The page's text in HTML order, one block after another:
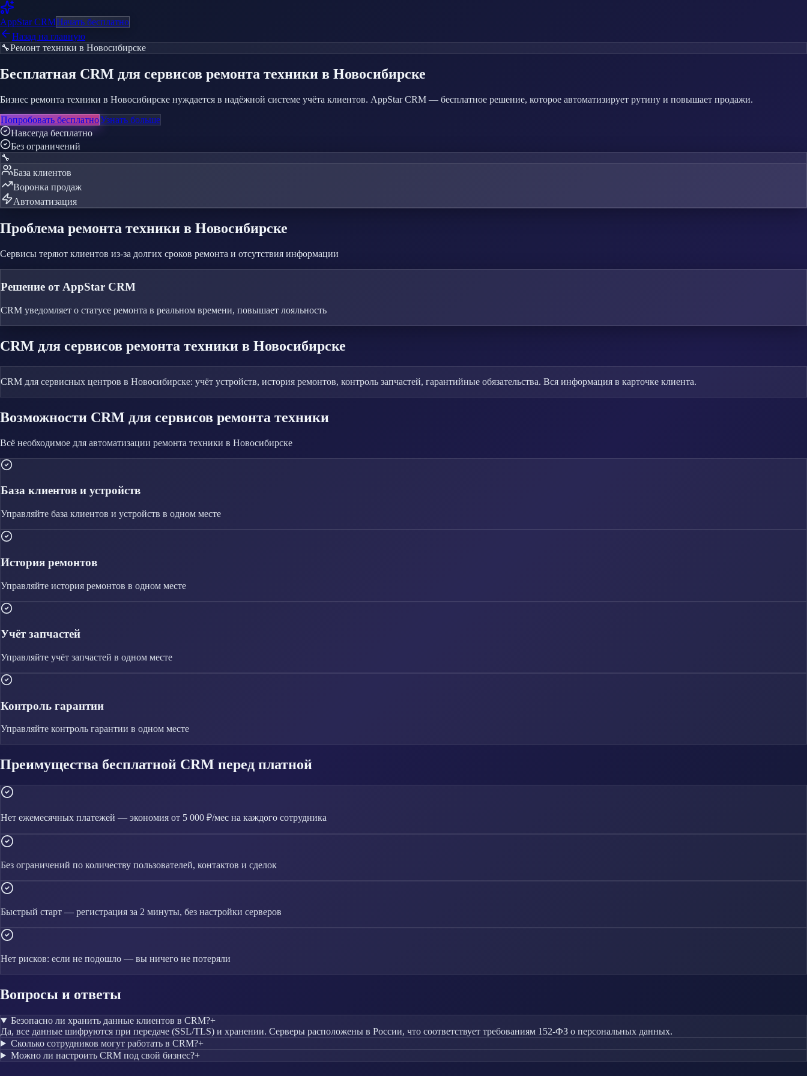
AppStarCRMНачать бесплатно
Назад на главную
🔧Ремонт техники в Новосибирске
Бесплатная CRM для сервисов ремонта техники в Новосибирске
Бизнес ремонта техники в Новосибирске нуждается в надёжной системе учёта клиентов. AppStar CRM — бесплатное решение, которое автоматизирует рутину и повышает продажи.
Попробовать бесплатноУзнать больше
Навсегда бесплатно
Без ограничений
🔧
База клиентов
Воронка продаж
Автоматизация
Проблема ремонта техники в Новосибирске
Сервисы теряют клиентов из-за долгих сроков ремонта и отсутствия информации
Решение от AppStar CRM
CRM уведомляет о статусе ремонта в реальном времени, повышает лояльность
CRM для сервисов ремонта техники в Новосибирске
CRM для сервисных центров в Новосибирске: учёт устройств, история ремонтов, контроль запчастей, гарантийные обязательства. Вся информация в карточке клиента.
Возможности CRM для сервисов ремонта техники
Всё необходимое для автоматизации ремонта техники в Новосибирске
База клиентов и устройств
Управляйте база клиентов и устройств в одном месте
История ремонтов
Управляйте история ремонтов в одном месте
Учёт запчастей
Управляйте учёт запчастей в одном месте
Контроль гарантии
Управляйте контроль гарантии в одном месте
Преимущества бесплатной CRM перед платной
Нет ежемесячных платежей — экономия от 5 000 ₽/мес на каждого сотрудника
Без ограничений по количеству пользователей, контактов и сделок
Быстрый старт — регистрация за 2 минуты, без настройки серверов
Нет рисков: если не подошло — вы ничего не потеряли
Вопросы и ответы
Безопасно ли хранить данные клиентов в CRM?+
Да, все данные шифруются при передаче (SSL/TLS) и хранении. Серверы расположены в России, что соответствует требованиям 152-ФЗ о персональных данных.
Сколько сотрудников могут работать в CRM?+
Можно ли настроить CRM под свой бизнес?+